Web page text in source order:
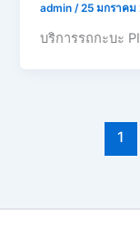
admin/25 มกราคม
บริการรถกะบะ
1